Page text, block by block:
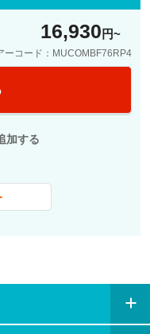
16,930 円
ーコード：MUCOMBF76RP4
加する